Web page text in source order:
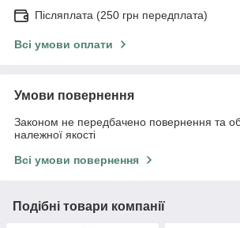
Післяплата (250 грн передплата)
Всі умови оплати
Умови повернення
Законом не передбачено повернення та
належної якості
Всі умови повернення
Подібні товари компанії